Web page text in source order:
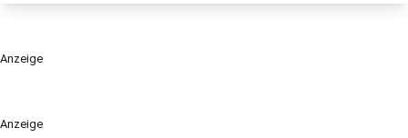
Anzeige
Anzeige